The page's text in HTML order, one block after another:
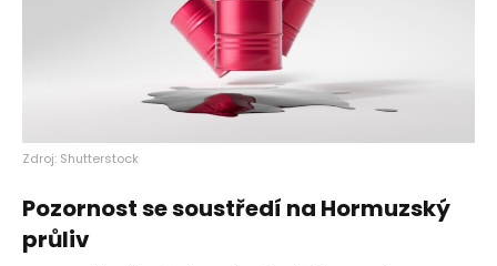
Zdroj: Shutterstock
Pozornost se soustředí na Hormuzský
průliv